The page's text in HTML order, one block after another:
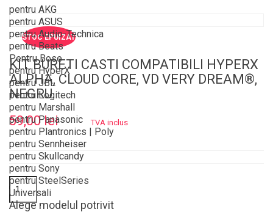
pentru AKG
pentru ASUS
pentru Audio-Technica
pentru Beats
Pentru Bose
pentru HyperX
pentru JBL
pentru Logitech
pentru Marshall
pentru Panasonic
pentru Plantronics | Poly
pentru Sennheiser
pentru Skullcandy
pentru Sony
pentru SteelSeries
Universali
Alege modelul potrivit
STOC EPUIZAT
KIT BURETI CASTI COMPATIBILI HYPERX
ALPHA, CLOUD CORE, VD VERY DREAM®,
NEGRU
59,00 lei
TVA inclus